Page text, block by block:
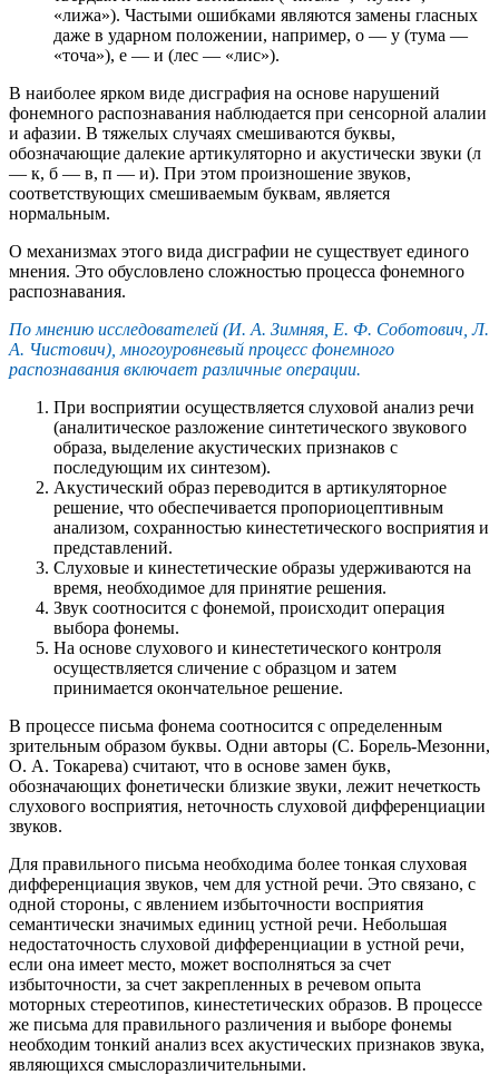
«лижа»). Частыми ошибками являются замены гласных
даже в ударном положении, например, о — у (тума —
«точа»), е — и (лес — «лис»).
В наиболее ярком виде дисграфия на основе нарушений
фонемного распознавания наблюдается при сенсорной алалии
и афазии. В тяжелых случаях смешиваются буквы,
обозначающие далекие артикуляторно и акустически звуки (л
— к, б — в, п — и). При этом произношение звуков,
соответствующих смешиваемым буквам, является
нормальным.
О механизмах этого вида дисграфии не существует единого
мнения. Это обусловлено сложностью процесса фонемного
распознавания.
По мнению исследователей (И. А. Зимняя, Е. Ф. Соботович, Л.
А. Чистович), многоуровневый процесс фонемного
распознавания включает различные операции.
При восприятии осуществляется слуховой анализ речи
(аналитическое разложение синтетического звукового
образа, выделение акустических признаков с
последующим их синтезом).
Акустический образ переводится в артикуляторное
решение, что обеспечивается пропориоцептивным
анализом, сохранностью кинестетического восприятия и
представлений.
Слуховые и кинестетические образы удерживаются на
время, необходимое для принятие решения.
Звук соотносится с фонемой, происходит операция
выбора фонемы.
На основе слухового и кинестетического контроля
осуществляется сличение с образцом и затем
принимается окончательное решение.
В процессе письма фонема соотносится с определенным
зрительным образом буквы. Одни авторы (С. Борель-Мезонни,
О. А. Токарева) считают, что в основе замен букв,
обозначающих фонетически близкие звуки, лежит нечеткость
слухового восприятия, неточность слуховой дифференциации
звуков.
Для правильного письма необходима более тонкая слуховая
дифференциация звуков, чем для устной речи. Это связано, с
одной стороны, с явлением избыточности восприятия
семантически значимых единиц устной речи. Небольшая
недостаточность слуховой дифференциации в устной речи,
если она имеет место, может восполняться за счет
избыточности, за счет закрепленных в речевом опыта
моторных стереотипов, кинестетических образов. В процессе
же письма для правильного различения и выборе фонемы
необходим тонкий анализ всех акустических признаков звука,
являющихся смыслоразличительными.